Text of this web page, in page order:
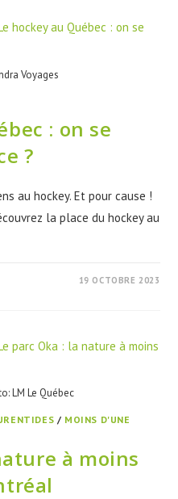
Voyages
: on se
?
au hockey. Et pour cause !
la place du hockey au
19 OCTOBRE 2023
LM Le Québec
/ MOINS D'UNE
à moins